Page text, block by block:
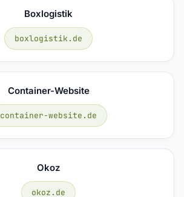
Boxlogistik
boxlogistik.de
Container-Website
container-website.de
Okoz
okoz.de